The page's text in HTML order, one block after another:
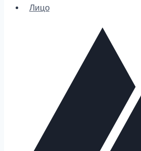
Лицо